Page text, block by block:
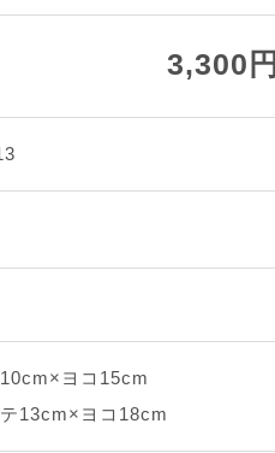
ヨコ15cm
13cm×ヨコ18cm
3,300円